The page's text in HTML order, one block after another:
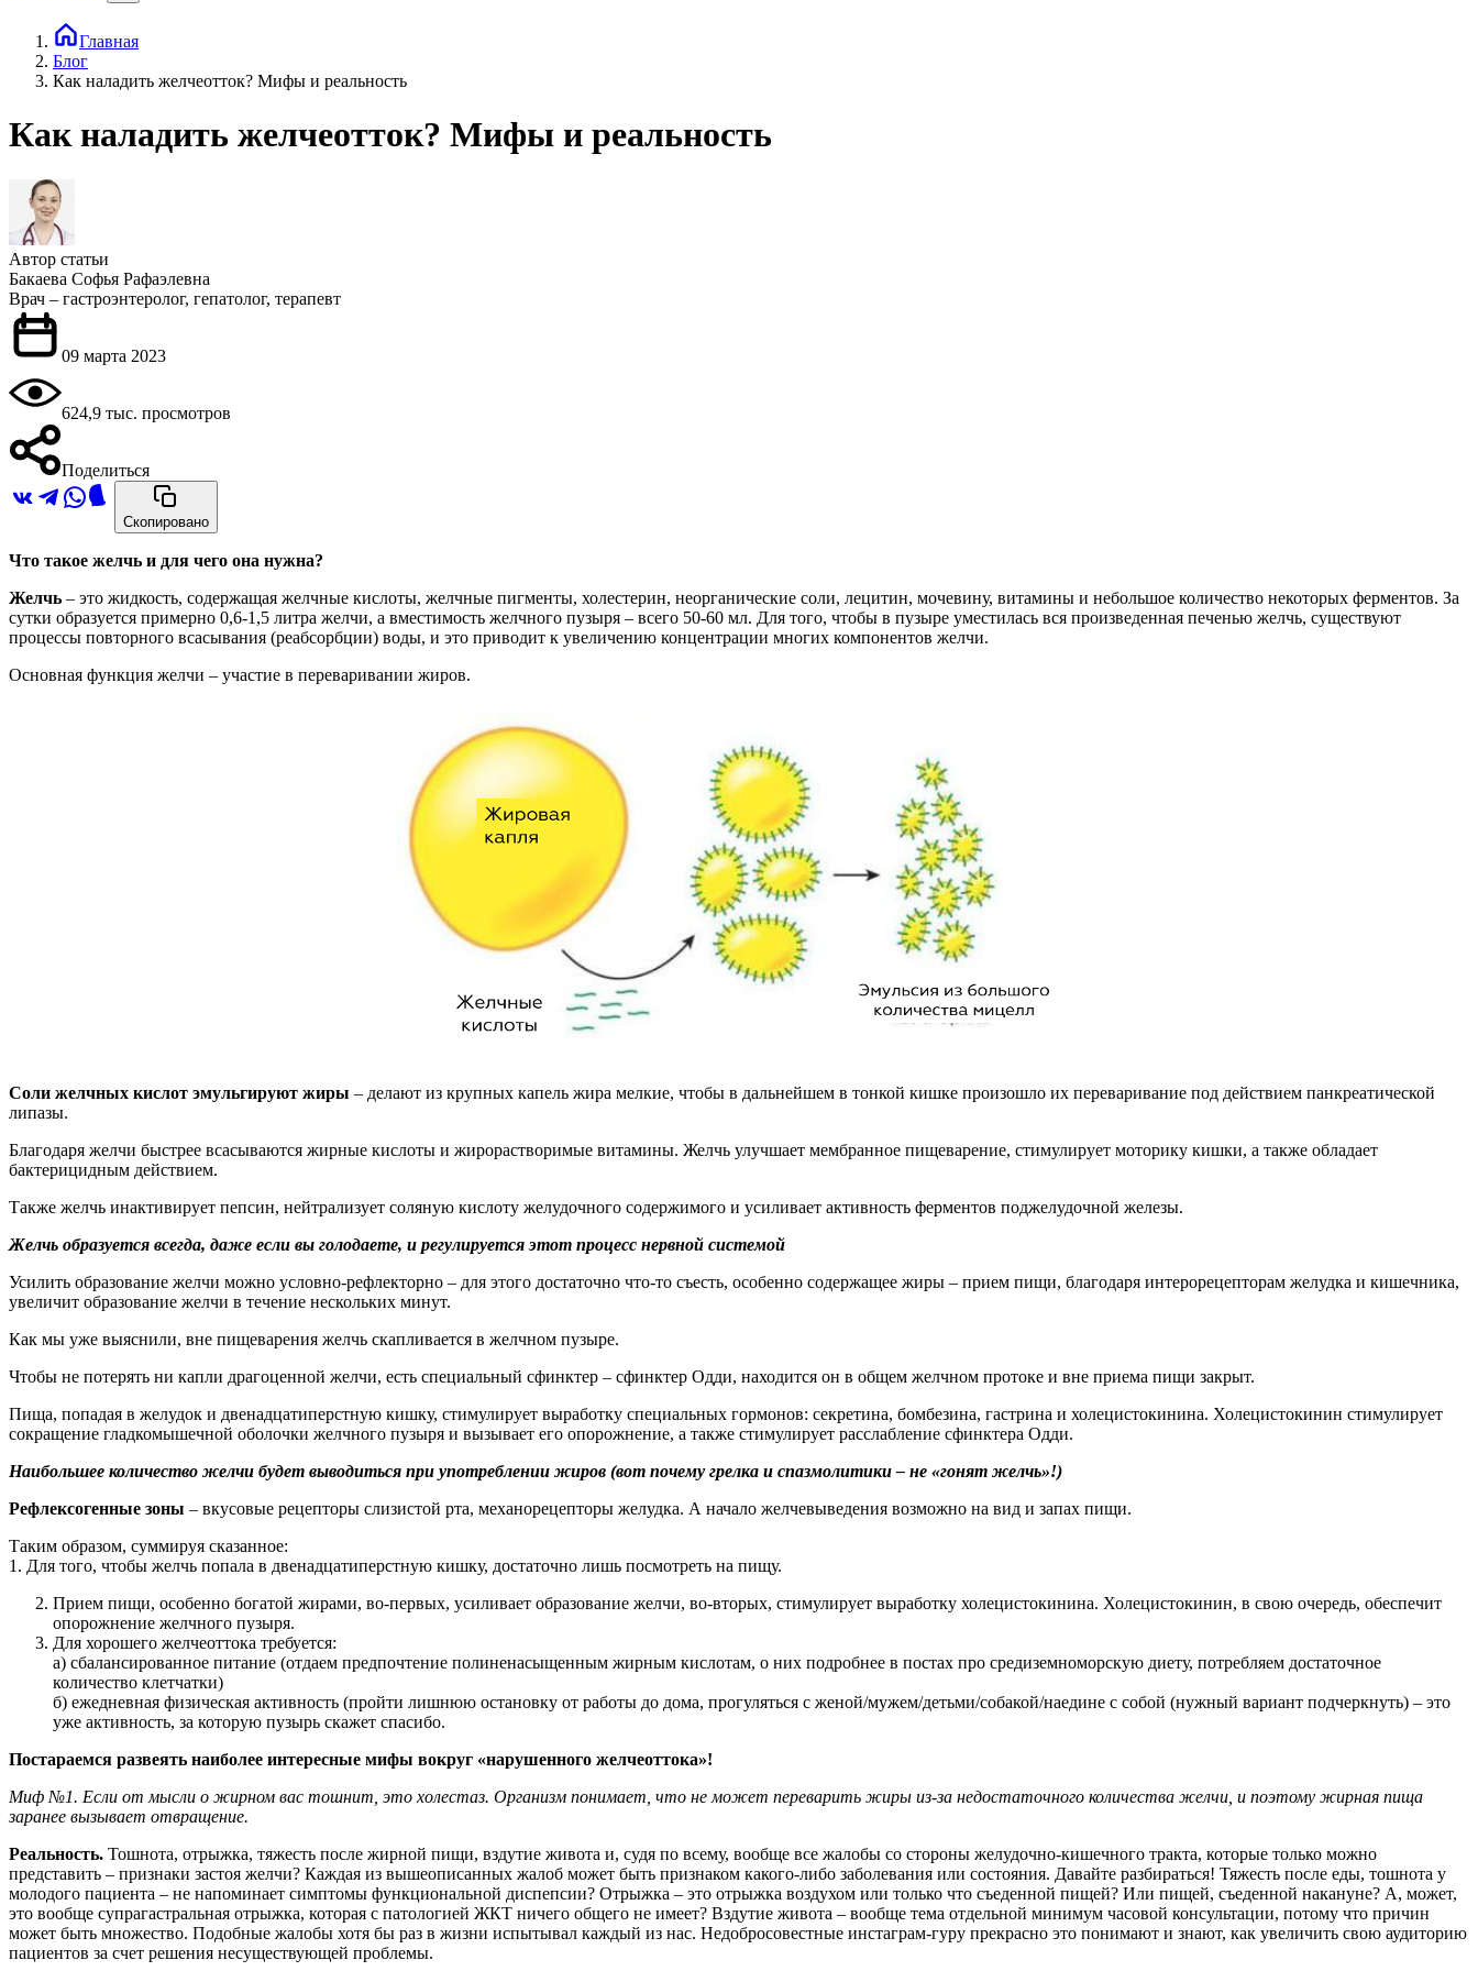
Главная
Блог
Как наладить желчеотток? Мифы и реальность
Как наладить желчеотток? Мифы и реальность
Автор статьи
Бакаева Софья Рафаэлевна
Врач – гастроэнтеролог, гепатолог, терапевт
09 марта 2023
624,9 тыс. просмотров
Поделиться
Скопировано
Что такое желчь и для чего она нужна?
Желчь – это жидкость, содержащая желчные кислоты, желчные пигменты, холестерин, неорганические соли, лецитин, мочевину, витамины и небольшое количество некоторых ферментов. За
сутки образуется примерно 0,6-1,5 литра желчи, а вместимость желчного пузыря – всего 50-60 мл. Для того, чтобы в пузыре уместилась вся произведенная печенью желчь, существуют
процессы повторного всасывания (реабсорбции) воды, и это приводит к увеличению концентрации многих компонентов желчи.
Основная функция желчи – участие в переваривании жиров.
Соли желчных кислот эмульгируют жиры – делают из крупных капель жира мелкие, чтобы в дальнейшем в тонкой кишке произошло их переваривание под действием панкреатической
липазы.
Благодаря желчи быстрее всасываются жирные кислоты и жирорастворимые витамины. Желчь улучшает мембранное пищеварение, стимулирует моторику кишки, а также обладает
бактерицидным действием.
Также желчь инактивирует пепсин, нейтрализует соляную кислоту желудочного содержимого и усиливает активность ферментов поджелудочной железы.
Желчь образуется всегда, даже если вы голодаете, и регулируется этот процесс нервной системой
Усилить образование желчи можно условно-рефлекторно – для этого достаточно что-то съесть, особенно содержащее жиры – прием пищи, благодаря интерорецепторам желудка и кишечника,
увеличит образование желчи в течение нескольких минут.
Как мы уже выяснили, вне пищеварения желчь скапливается в желчном пузыре.
Чтобы не потерять ни капли драгоценной желчи, есть специальный сфинктер – сфинктер Одди, находится он в общем желчном протоке и вне приема пищи закрыт.
Пища, попадая в желудок и двенадцатиперстную кишку, стимулирует выработку специальных гормонов: секретина, бомбезина, гастрина и холецистокинина. Холецистокинин стимулирует
сокращение гладкомышечной оболочки желчного пузыря и вызывает его опорожнение, а также стимулирует расслабление сфинктера Одди.
Наибольшее количество желчи будет выводиться при употреблении жиров (вот почему грелка и спазмолитики – не «гонят желчь»!)
Рефлексогенные зоны – вкусовые рецепторы слизистой рта, механорецепторы желудка. А начало желчевыведения возможно на вид и запах пищи.
Таким образом, суммируя сказанное:
1. Для того, чтобы желчь попала в двенадцатиперстную кишку, достаточно лишь посмотреть на пищу.
Прием пищи, особенно богатой жирами, во-первых, усиливает образование желчи, во-вторых, стимулирует выработку холецистокинина. Холецистокинин, в свою очередь, обеспечит
опорожнение желчного пузыря.
Для хорошего желчеоттока требуется:
а) сбалансированное питание (отдаем предпочтение полиненасыщенным жирным кислотам, о них подробнее в постах про средиземноморскую диету, потребляем достаточное
количество клетчатки)
б) ежедневная физическая активность (пройти лишнюю остановку от работы до дома, прогуляться с женой/мужем/детьми/собакой/наедине с собой (нужный вариант подчеркнуть) – это
уже активность, за которую пузырь скажет спасибо.
Постараемся развеять наиболее интересные мифы вокруг «нарушенного желчеоттока»!
Миф №1. Если от мысли о жирном вас тошнит, это холестаз. Организм понимает, что не может переварить жиры из-за недостаточного количества желчи, и поэтому жирная пища
заранее вызывает отвращение.
Реальность. Тошнота, отрыжка, тяжесть после жирной пищи, вздутие живота и, судя по всему, вообще все жалобы со стороны желудочно-кишечного тракта, которые только можно
представить – признаки застоя желчи? Каждая из вышеописанных жалоб может быть признаком какого-либо заболевания или состояния. Давайте разбираться! Тяжесть после еды, тошнота у
молодого пациента – не напоминает симптомы функциональной диспепсии? Отрыжка – это отрыжка воздухом или только что съеденной пищей? Или пищей, съеденной накануне? А, может,
это вообще супрагастральная отрыжка, которая с патологией ЖКТ ничего общего не имеет? Вздутие живота – вообще тема отдельной минимум часовой консультации, потому что причин
может быть множество. Подобные жалобы хотя бы раз в жизни испытывал каждый из нас. Недобросовестные инстаграм-гуру прекрасно это понимают и знают, как увеличить свою аудиторию
пациентов за счет решения несуществующей проблемы.